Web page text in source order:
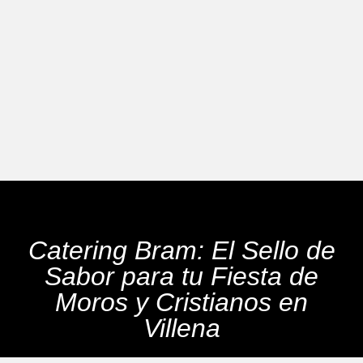
Catering Bram: El Sello de
Sabor para tu Fiesta de
Moros y Cristianos en
Villena